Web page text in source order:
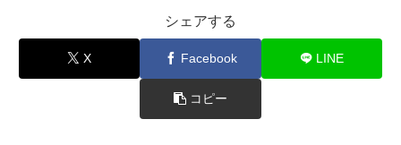
シェアする
X Facebook LINE
コピー